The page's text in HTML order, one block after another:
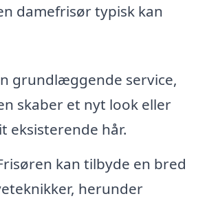
damefrisør typisk kan
grundlæggende service,
skaber et nyt look eller
eksisterende hår.
kan tilbyde en bred
herunder